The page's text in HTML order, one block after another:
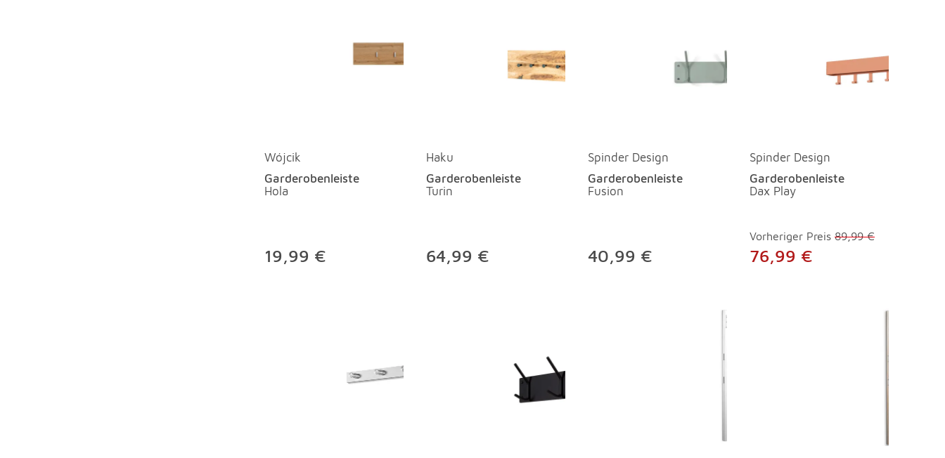
Wójcik
Garderobenleiste
Hola
19,99 €
Haku
Garderobenleiste
Turin
64,99 €
Spinder Design
Garderobenleiste
Fusion
40,99 €
Spinder Design
Garderobenleiste
Dax Play
Vorheriger Preis 89,99 €
76,99 €